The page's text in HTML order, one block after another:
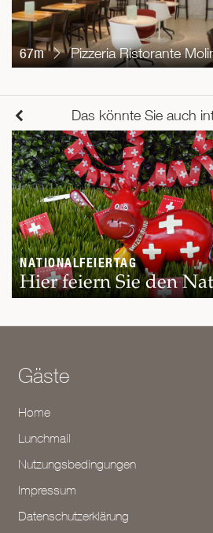
67m Pizzeria Ristorante
Das könnte Sie auch
NATIONALFEIERTAG
Hier feiern Sie den
Gäste
Home
Lunchmail
Nutzungsbedingungen
Impressum
Datenschutzerklärung